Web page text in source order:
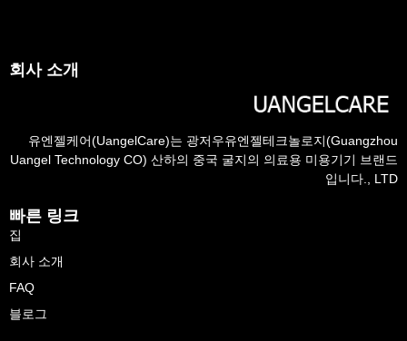
회사 소개
유엔젤케어(UangelCare)는 광저우유엔젤테크놀로지(Guangzhou
Uangel Technology CO) 산하의 중국 굴지의 의료용 미용기기 브랜드
입니다., LTD
빠른 링크
집
회사 소개
FAQ
블로그